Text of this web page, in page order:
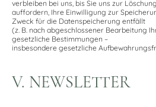
verbleiben bei uns, bis Sie uns zur Löschung
auffordern, Ihre Einwilligung zur
Zweck für die Datenspeicherung entfällt
(z. B. nach abgeschlossener Bearbeitung
gesetzliche Bestimmungen –
insbesondere gesetzliche
V. NEWSLETTER